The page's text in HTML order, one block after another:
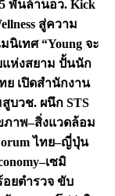
พันล้านอว. Kick
สู่ความ
เทศ “Young จะ
แห่งสยาม ปั้นนัก
ย เปิดสำนักงาน
สูบวช. ผนึก STS
ภาพ–สิ่งแวดล้อม
ไทย–ญี่ปุ่น
เซมิ
อยตำรวจ ขับ